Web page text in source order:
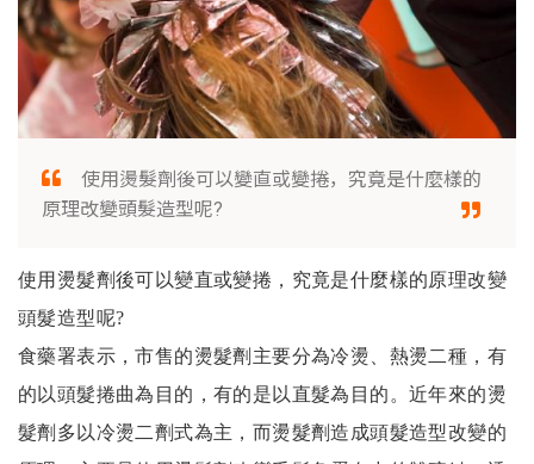
使用燙髮劑後可以變直或變捲，究竟是什麼樣的
原理改變頭髮造型呢?
使用燙髮劑後可以變直或變捲，究竟是什麼樣的原理改變
頭髮造型呢?
食藥署表示，市售的燙髮劑主要分為冷燙、熱燙二種，有
的以頭髮捲曲為目的，有的是以直髮為目的。近年來的燙
髮劑多以冷燙二劑式為主，而燙髮劑造成頭髮造型改變的